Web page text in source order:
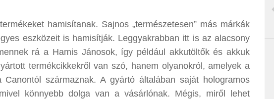
hamisítanak. Sajnos „természetesen” más márkák
eszközeit is hamisítják. Leggyakrabban itt is az alacsony
rá a Hamis Jánosok, így például akkutöltők és akkuk
termékcikkekről van szó, hanem olyanokról, amelyek a
származnak. A gyártó általában saját hologramos
könnyebb dolga van a vásárlónak. Mégis, miről lehet